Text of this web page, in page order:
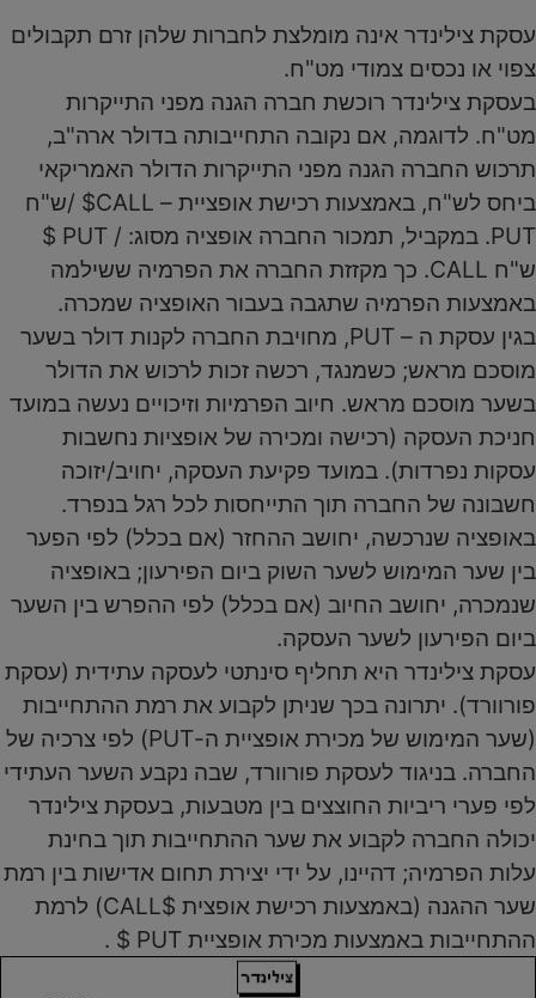
עסקת צילינדר אינה מומלצת לחברות שלהן זרם תקבולים
צפוי או נכסים צמודי מט"ח.
בעסקת צילינדר רוכשת חברה הגנה מפני התייקרות
מט"ח. לדוגמה, אם נקובה התחייבותה בדולר ארה"ב,
תרכוש החברה הגנה מפני התייקרות הדולר האמריקאי
ביחס לש"ח, באמצעות רכישת אופציית – CALL$ /ש"ח
PUT. במקביל, תמכור החברה אופציה מסוג: / PUT $
ש"ח CALL. כך מקזזת החברה את הפרמיה ששילמה
באמצעות הפרמיה שתגבה בעבור האופציה שמכרה.
בגין עסקת ה – PUT, מחויבת החברה לקנות דולר בשער
מוסכם מראש; כשמנגד, רכשה זכות לרכוש את הדולר
בשער מוסכם מראש. חיוב הפרמיות וזיכויים נעשה במועד
חניכת העסקה (רכישה ומכירה של אופציות נחשבות
עסקות נפרדות). במועד פקיעת העסקה, יחויב/יזוכה
חשבונה של החברה תוך התייחסות לכל רגל בנפרד.
באופציה שנרכשה, יחושב ההחזר (אם בכלל) לפי הפער
בין שער המימוש לשער השוק ביום הפירעון; באופציה
שנמכרה, יחושב החיוב (אם בכלל) לפי ההפרש בין השער
ביום הפירעון לשער העסקה.
עסקת צילינדר היא תחליף סינתטי לעסקה עתידית (עסקת
פורוורד). יתרונה בכך שניתן לקבוע את רמת ההתחייבות
(שער המימוש של מכירת אופציית ה-PUT) לפי צרכיה של
החברה. בניגוד לעסקת פורוורד, שבה נקבע השער העתידי
לפי פערי ריביות החוצצים בין מטבעות, בעסקת צילינדר
יכולה החברה לקבוע את שער ההתחייבות תוך בחינת
עלות הפרמיה; דהיינו, על ידי יצירת תחום אדישות בין רמת
שער ההגנה (באמצעות רכישת אופצית $CALL) לרמת
ההתחייבות באמצעות מכירת אופציית PUT $ .